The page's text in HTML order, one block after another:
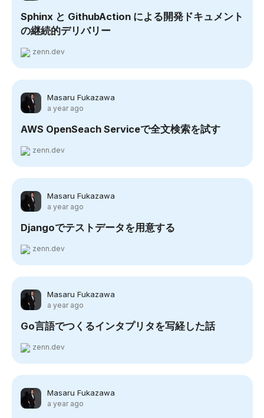
Sphinx と GithubAction による開発ドキュメント
の継続的デリバリー
zenn.dev
Masaru Fukazawa
a year ago
AWS OpenSeach Serviceで全文検索を試す
zenn.dev
Masaru Fukazawa
a year ago
Djangoでテストデータを用意する
zenn.dev
Masaru Fukazawa
a year ago
Go言語でつくるインタプリタを写経した話
zenn.dev
Masaru Fukazawa
a year ago